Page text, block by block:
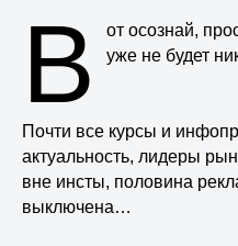
В
от осознай,
уже не будет
Почти все курсы и
актуальность, лидеры
вне инсты, половина
выключена…